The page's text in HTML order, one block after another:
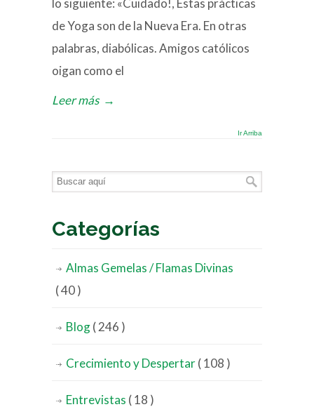
lo siguiente: «Cuidado!, Estas prácticas
de Yoga son de la Nueva Era. En otras
palabras, diabólicas. Amigos católicos
oigan como el
Leer más →
Ir Arriba
Categorías
Almas Gemelas / Flamas Divinas
( 40 )
Blog( 246 )
Crecimiento y Despertar( 108 )
Entrevistas ( 18 )